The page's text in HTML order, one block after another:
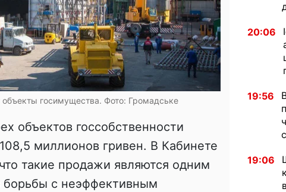
объекты госимущества. Фото: Громадське
объектов госсобственности
миллионов гривен. В Кабинете
такие продажи являются одним
борьбы с неэффективным
20:06
19:56
19:06